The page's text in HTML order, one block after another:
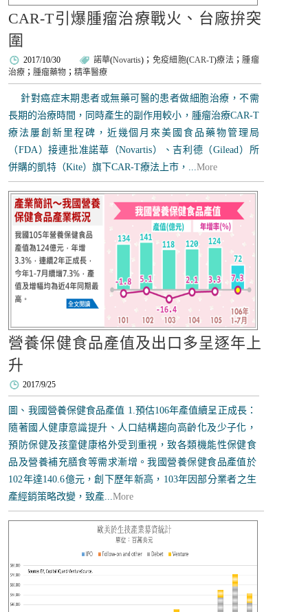
CAR-T引爆腫瘤治療戰火、台廠拚突
圍
2017/10/30 諾華(Novartis)； 免疫細胞(CAR-T)療法； 腫瘤
治療 ；腫瘤藥物 ；精準醫療
針對癌症末期患者或無藥可醫的患者做細胞治療，不需
長期的治療時間，同時產生的副作用較小，腫瘤治療CAR-T
療法屢創新里程碑，近幾個月來美國食品藥物管理局
（FDA）接連批准諾華（Novartis）、吉利德（Gilead）所
併購的凱特（Kite）旗下CAR-T療法上市，...More
營養保健食品產值及出口多呈逐年上
升
2017/9/25
圖、我國營養保健食品產值 1.預估106年產值續呈正成長：
隨著國人健康意識提升、人口結構趨向高齡化及少子化，
預防保健及孩童健康格外受到重視，致各類機能性保健食
品及營養補充膳食等需求漸增。我國營養保健食品產值於
102年達140.6億元，創下歷年新高，103年因部分業者之生
產經銷策略改變，致產...More